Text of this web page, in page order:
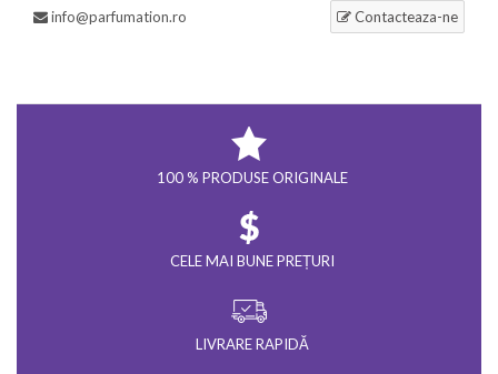
Contacteaza-ne
info@parfumation.ro
100 % PRODUSE ORIGINALE
CELE MAI BUNE PREȚURI
LIVRARE RAPIDĂ